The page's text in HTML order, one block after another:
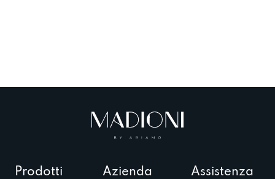
Prodotti Azienda Assistenza